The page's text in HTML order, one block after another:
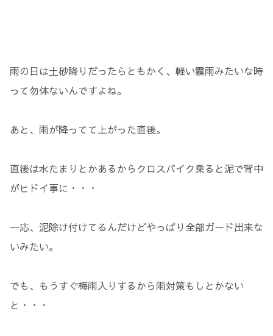
雨の日は土砂降りだったらともかく、軽い霧雨みたいな時
って勿体ないんですよね。
あと、雨が降ってて上がった直後。
直後は水たまりとかあるからクロスバイク乗ると泥で背中
がヒドイ事に・・・
一応、泥除け付けてるんだけどやっぱり全部ガード出来な
いみたい。
でも、もうすぐ梅雨入りするから雨対策もしとかない
と・・・